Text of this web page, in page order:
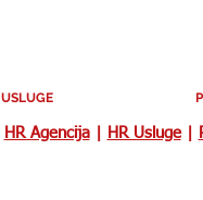
USLUGE
HR Agencija| HR Usluge|